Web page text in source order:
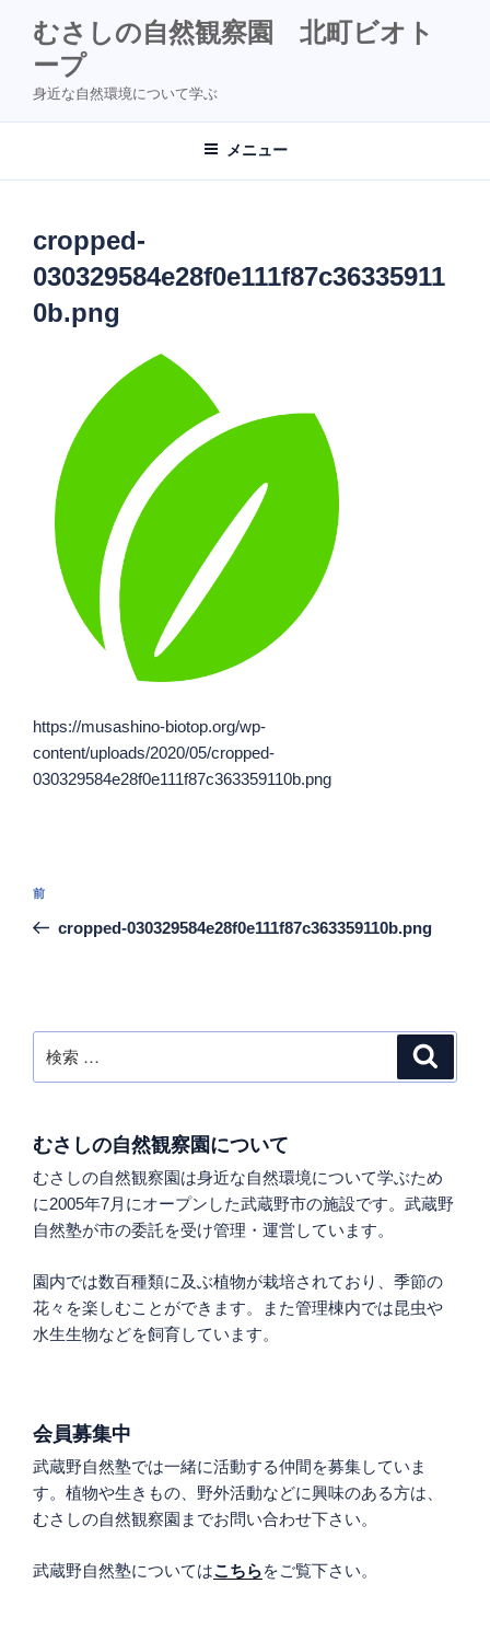
むさしの自然観察園 北町ビオト
ープ
身近な自然環境について学ぶ
メニュー
cropped-
030329584e28f0e111f87c36335911
0b.png
https://musashino-biotop.org/wp-
content/uploads/2020/05/cropped-
030329584e28f0e111f87c363359110b.png
投
ナ
ー
シ
過
去
前
cropped-030329584e28f0e111f87c363359110b.png
索:
むさしの自然観察園について
むさしの自然観察園は身近な自然環境について学ぶため
に2005年7月にオープンした武蔵野市の施設です。武蔵野
自然塾が市の委託を受け管理・運営しています。
園内では数百種類に及ぶ植物が栽培されており、季節の
花々を楽しむことができます。また管理棟内では昆虫や
水生生物などを飼育しています。
会員募集中
武蔵野自然塾では一緒に活動する仲間を募集していま
す。植物や生きもの、野外活動などに興味のある方は、
むさしの自然観察園までお問い合わせ下さい。
武蔵野自然塾についてはこちらをご覧下さい。